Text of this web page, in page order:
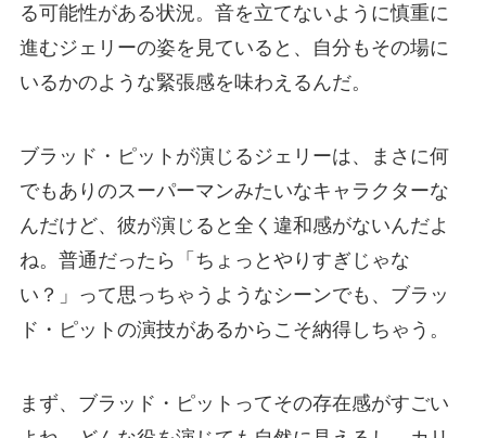
る可能性がある状況。音を立てないように慎重に
進むジェリーの姿を見ていると、自分もその場に
いるかのような緊張感を味わえるんだ。
ブラッド・ピットが演じるジェリーは、まさに何
でもありのスーパーマンみたいなキャラクターな
んだけど、彼が演じると全く違和感がないんだよ
ね。普通だったら「ちょっとやりすぎじゃな
い？」って思っちゃうようなシーンでも、ブラッ
ド・ピットの演技があるからこそ納得しちゃう。
まず、ブラッド・ピットってその存在感がすごい